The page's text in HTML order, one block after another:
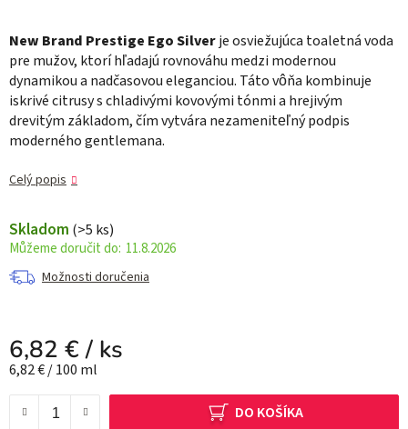
New Brand Prestige Ego Silverje osviežujúca toaletná voda
pre mužov, ktorí hľadajú rovnováhu medzi modernou
dynamikou a nadčasovou eleganciou. Táto vôňa kombinuje
iskrivé citrusy s chladivými kovovými tónmi a hrejivým
drevitým základom, čím vytvára nezameniteľný podpis
moderného gentlemana.
Celý popis
Skladom (>5 ks)
11.8.2026
Možnosti doručenia
6,82 €/ ks
Jednotková cena:
6,82 € / 100 ml
DO KOŠÍKA